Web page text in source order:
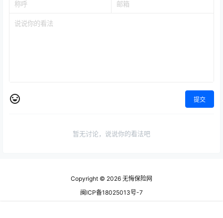
提交
暂无讨论，说说你的看法吧
Copyright © 2026 无悔保险网
闽ICP备18025013号-7